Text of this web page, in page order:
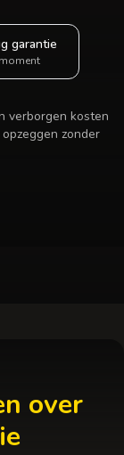
garantie
verborgen kosten
zonder
over